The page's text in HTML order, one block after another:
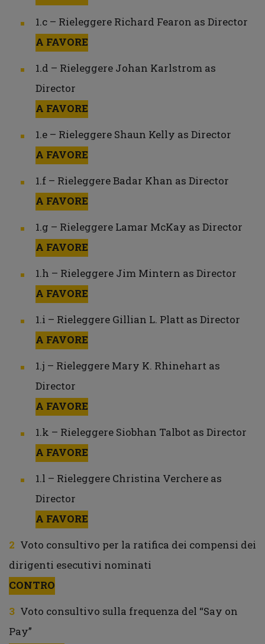
1.c – Rieleggere Richard Fearon as Director
A FAVORE
1.d – Rieleggere Johan Karlstrom as
Director
A FAVORE
1.e – Rieleggere Shaun Kelly as Director
A FAVORE
1.f – Rieleggere Badar Khan as Director
A FAVORE
1.g – Rieleggere Lamar McKay as Director
A FAVORE
1.h – Rieleggere Jim Mintern as Director
A FAVORE
1.i – Rieleggere Gillian L. Platt as Director
A FAVORE
1.j – Rieleggere Mary K. Rhinehart as
Director
A FAVORE
1.k – Rieleggere Siobhan Talbot as Director
A FAVORE
1.l – Rieleggere Christina Verchere as
Director
A FAVORE
Voto consultivo per la ratifica dei compensi dei
dirigenti esecutivi nominati
CONTRO
Voto consultivo sulla frequenza del “Say on
Pay”